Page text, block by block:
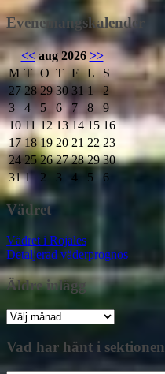
Evenemangskalender
<<aug 2026 >>
M T O T F L S
27 28 29 30 31 1
2
3
4 5 6 7 8
9
10 11 12 13 14 15 16
17 18 19 20 21 22 23
24 25 26 27 28 29 30
31 1 2 3 4 5 6
Vädret
Vädret i Rojales
Detaljerad väderprognos
Äldre inlägg
Äldre
Vad har hänt i sektionen